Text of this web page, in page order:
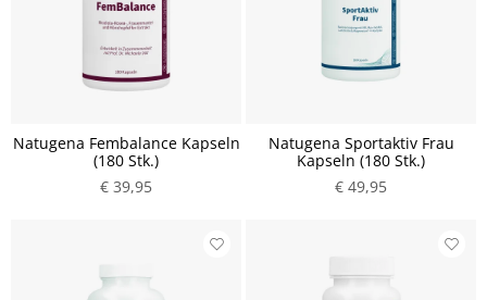
Natugena Fembalance Kapseln
(180 Stk.)
€ 39,95
Natugena Sportaktiv Frau
Kapseln (180 Stk.)
€ 49,95